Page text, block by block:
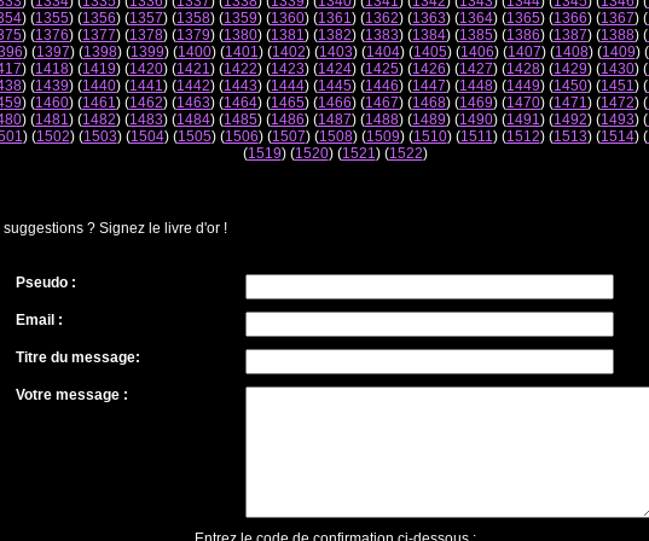
) (1355) (1356) (1357) (1358) (1359) (1360) (1361) (1362) (1363) (1364) (1365) (1366) (1367) (
) (1376) (1377) (1378) (1379) (1380) (1381) (1382) (1383) (1384) (1385) (1386) (1387) (1388) (
) (1397) (1398) (1399) (1400) (1401) (1402) (1403) (1404) (1405) (1406) (1407) (1408) (1409) (
) (1418) (1419) (1420) (1421) (1422) (1423) (1424) (1425) (1426) (1427) (1428) (1429) (1430) (
) (1439) (1440) (1441) (1442) (1443) (1444) (1445) (1446) (1447) (1448) (1449) (1450) (1451) (
) (1460) (1461) (1462) (1463) (1464) (1465) (1466) (1467) (1468) (1469) (1470) (1471) (1472) (
) (1481) (1482) (1483) (1484) (1485) (1486) (1487) (1488) (1489) (1490) (1491) (1492) (1493) (
) (1502) (1503) (1504) (1505) (1506) (1507) (1508) (1509) (1510) (1511) (1512) (1513) (1514) (
(1519) (1520) (1521) (1522)
? Signez le livre d'or !
Pseudo :
Email :
Titre du message:
Votre message :